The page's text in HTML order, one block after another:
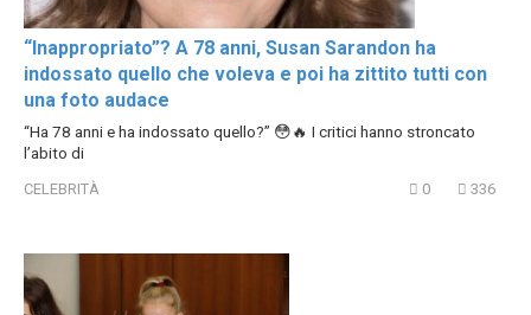
“Inappropriato”? A 78 anni, Susan Sarandon ha
indossato quello che voleva e poi ha zittito tutti con
una foto audace
“Ha 78 anni e ha indossato quello?” 😳🔥 I critici hanno stroncato
l’abito di
CELEBRITÀ 0 336